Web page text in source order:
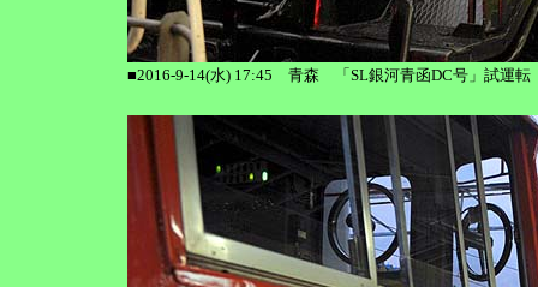
■2016-9-14(水) 17:45 青森 「SL銀河青函DC号」試運